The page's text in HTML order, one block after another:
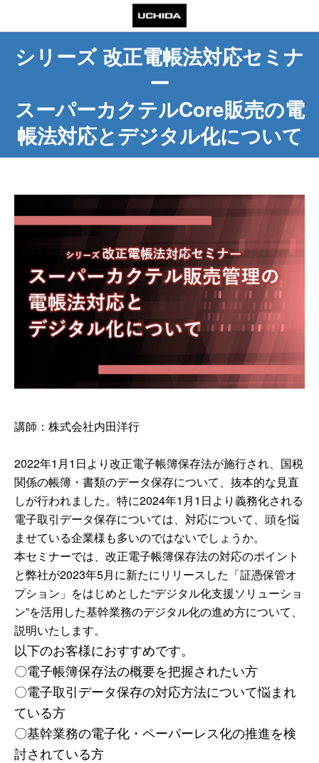
シリーズ 改正電帳法対応セミナ
ー
スーパーカクテルCore販売の電
帳法対応とデジタル化について
講師：株式会社内田洋行
2022年1月1日より改正電子帳簿保存法が施行され、国税
関係の帳簿・書類のデータ保存について、抜本的な見直
しが行われました。特に2024年1月1日より義務化される
電子取引データ保存については、対応について、頭を悩
ませている企業様も多いのではないでしょうか。
本セミナーでは、改正電子帳簿保存法の対応のポイント
と弊社が2023年5月に新たにリリースした「証憑保管オ
プション」をはじめとした“デジタル化支援ソリューショ
ン”を活用した基幹業務のデジタル化の進め方について、
説明いたします。
以下のお客様におすすめです。
〇電子帳簿保存法の概要を把握されたい方
〇電子取引データ保存の対応方法について悩まれ
ている方
〇基幹業務の電子化・ペーパーレス化の推進を検
討されている方